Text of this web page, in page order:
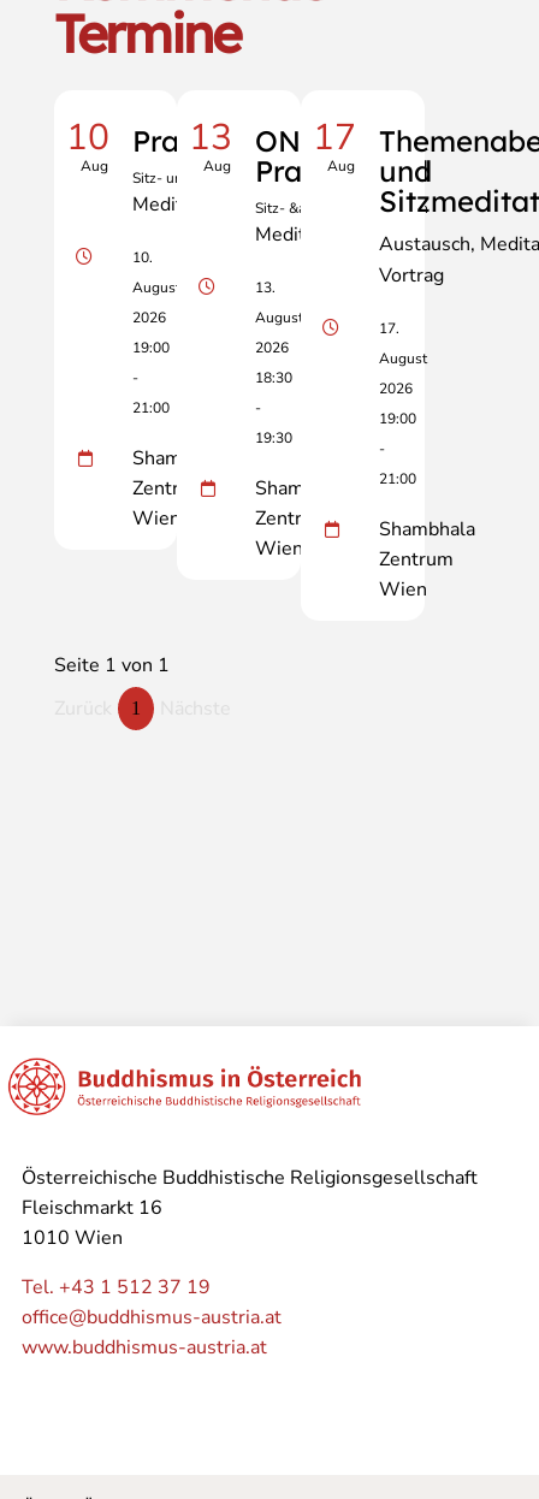
Termine
10
Aug
Praxisabend
Sitz- und Gehmeditation
Meditation
10.
August
2026
19:00
-
21:00
Shambhala
Zentrum
Wien
13
Aug
ONLINE
Praxisabend
Sitz- &amp; Gehmeditation
Meditation
13.
August
2026
18:30
-
19:30
Shambhala
Zentrum
Wien
17
Aug
und
Austausch
Vortrag
17.
August
2026
19:00
-
21:00
Shambhala
Zentrum
Wien
Seite 1 von 1
1
Österreichische Buddhistische Religionsgesellschaft
Fleischmarkt 16
1010 Wien
Tel. +43 1 512 37 19
office@buddhismus-austria.at
www.buddhismus-austria.at